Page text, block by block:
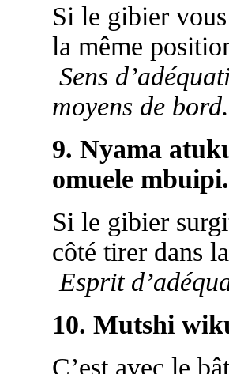
Si le gibier
la même
Sens
moyens de
9. Nyama
omuele mbuipi.
Si le gibier
côté tirer dans
Esprit
10. Mutshi
C’est avec le